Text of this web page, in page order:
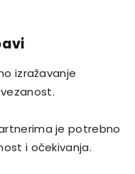
izražavanje
je potrebno
i očekivanja.